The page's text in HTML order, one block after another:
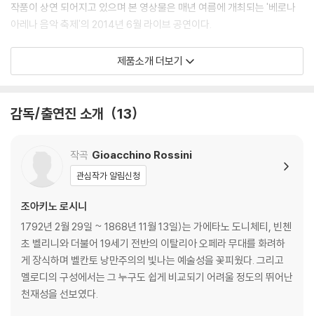
작품이 상연 되어지고 있으며 본 영상물은 매년 여름에 개최되는 '베로나
아레나 음악 축제'의 2014년 6월 라이브 공연이다.
축제 기간 매일 저녁 17,000명이 넘는 사람들이 오페라를 감상하는 세계
에서 가장 유명한 야외 무대인 베로나에서 오늘날 가장 사랑 받는 오페라
한 무대, 풍부한 성량의 카리스마를 갖춘 러시아 소프라노 예카테리나 세
2) 2017년 베로나 페스티벌 실황 / 베르디 ‘나부코’ [한글자막]
* 연주: 다니엘 오렌(지휘), 베로나 페스티벌 오케스트라·합창단, 아흐로
베르나르(연출), 조지 가닛제(나부코),
수잔나 브란치니(아비가일레), 라파트 시베크(자카리아), 루벤스 펠리차
리(이스마엘)
제품소개 더보기
감독/출연진 소개 13
작곡 Gioacchino Rossini
관심작가 알림신청
조아키노 로시니
1792년 2월 29일 ~ 1868년 11월 13일)는 가에타노 도니체티, 빈첸
초 벨리니와 더불어 19세기 전반의 이탈리아 오페라 무대를 화려하
게 장식하며 벨칸토 낭만주의의 빛나는 예술성을 꽃피웠다. 그리고
멜로디의 구성에서는 그 누구도 쉽게 비교되기 어려울 정도의 뛰어난
천재성을 선보였다.